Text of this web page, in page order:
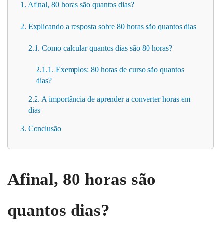
1. Afinal, 80 horas são quantos dias?
2. Explicando a resposta sobre 80 horas são quantos dias
2.1. Como calcular quantos dias são 80 horas?
2.1.1. Exemplos: 80 horas de curso são quantos
dias?
2.2. A importância de aprender a converter horas em
dias
3. Conclusão
Afinal, 80 horas são
quantos dias?